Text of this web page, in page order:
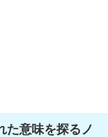
た意味を探るノ